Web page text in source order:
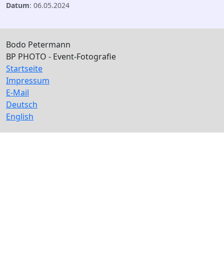
Datum: 06.05.2024
Bodo Petermann
BP PHOTO - Event-Fotografie
Startseite
Impressum
E-Mail
Deutsch
English